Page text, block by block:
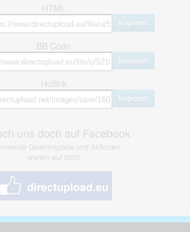
HTML
kopieren
BB Code
kopieren
Hotlink
kopieren
uns doch auf Facebook
Gewinnspiele und Aktionen
warten auf dich!